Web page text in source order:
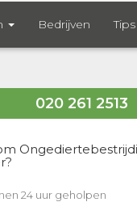
Bedrijven Tips
020 261 2513
24 uur geholpen